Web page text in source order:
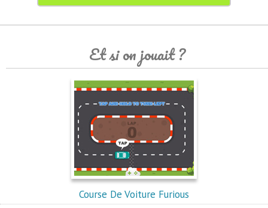
Et si on jouait ?
Course De Voiture Furious